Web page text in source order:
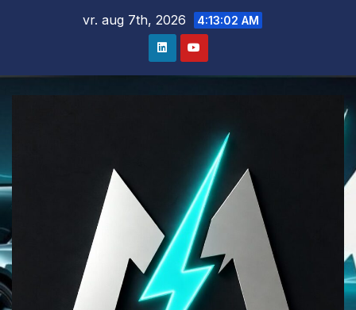
vr. aug 7th, 2026 4:13:03 AM